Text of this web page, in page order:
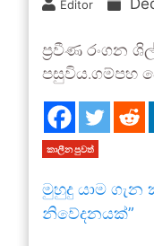
Editor
ප්‍රවීණ රංගන
පසුවිය.ගම්පහ
කාලීන පුවත්
මුහුදු යාම ගැන
නිවේදනයක්”